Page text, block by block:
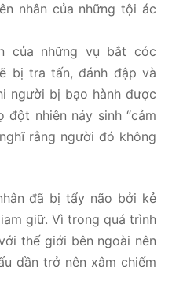
nhân của những tội ác
của những vụ bắt cóc
bị tra tấn, đánh đập và
người bị bạo hành được
nhiên nảy sinh “cảm
rằng người đó không
đã bị tẩy não bởi kẻ
giữ. Vì trong quá trình
thế giới bên ngoài nên
dần trở nên xâm chiếm